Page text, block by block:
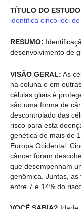
TÍTULO DO
identifica cinco loci
RESUMO:
desenvolvimento de
VISÃO GERAL: As
na coluna e em
células gliais é
são uma forma de
descontrolado das
risco para esta
genética de mais de
Europa Ocidental.
câncer foram
que desempenham
genômica. Juntas,
entre 7 e 14% do